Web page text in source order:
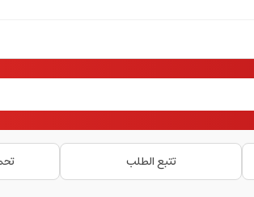
تتبع الطلب